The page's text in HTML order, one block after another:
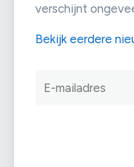
verschijnt
Bekijk eerdere